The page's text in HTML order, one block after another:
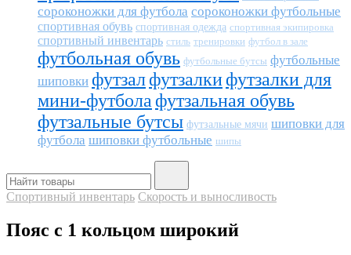
сороконожки для футбола сороконожки футбольные
спортивная обувь спортивная одежда спортивная экипировка
спортивный инвентарь стиль тренировки футбол в зале
футбольная обувь футбольные бутсы футбольные
шиповки футзалфутзалкифутзалки для
мини-футбола футзальная обувь
футзальные бутсы футзальные мячи шиповки для
футбола шиповки футбольные шипы
Спортивный инвентарь Скорость и выносливость
Пояс с 1 кольцом широкий